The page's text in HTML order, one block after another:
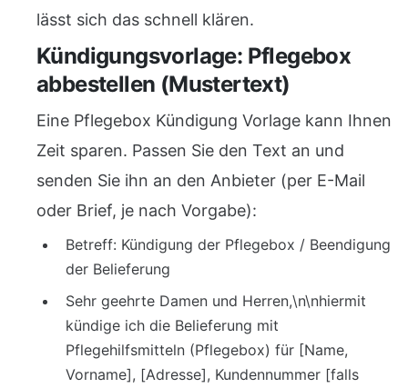
lässt sich das schnell klären.
Kündigungsvorlage: Pflegebox
abbestellen (Mustertext)
Eine Pflegebox Kündigung Vorlage kann Ihnen
Zeit sparen. Passen Sie den Text an und
senden Sie ihn an den Anbieter (per E-Mail
oder Brief, je nach Vorgabe):
Betreff: Kündigung der Pflegebox / Beendigung
der Belieferung
Sehr geehrte Damen und Herren,\n\nhiermit
kündige ich die Belieferung mit
Pflegehilfsmitteln (Pflegebox) für [Name,
Vorname], [Adresse], Kundennummer [falls